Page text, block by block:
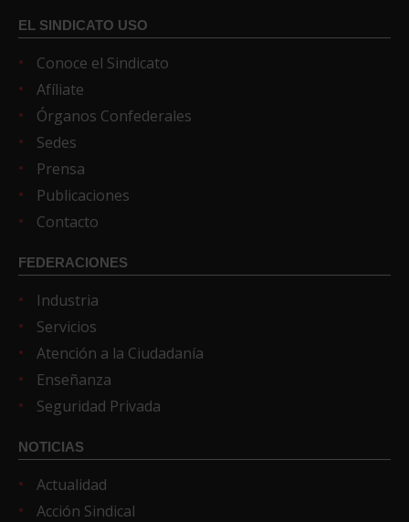
EL SINDICATO USO
Conoce el Sindicato
Afíliate
Órganos Confederales
Sedes
Prensa
Publicaciones
Contacto
FEDERACIONES
Industria
Servicios
Atención a la Ciudadanía
Enseñanza
Seguridad Privada
NOTICIAS
Actualidad
Acción Sindical